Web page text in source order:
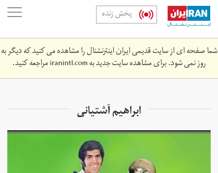
Skip
main
content
پخش زنده
شما صفحه ای از سایت قدیمی ایران اینترنشنال را مشاهده می کنید که دیگر به
روز نمی شود. برای مشاهده سایت جدید بهiranintl.comمراجعه کنید.
ابراهيم آشتيانی